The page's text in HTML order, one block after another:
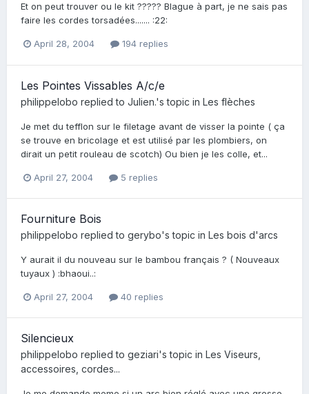
Et on peut trouver ou le kit ????? Blague à part, je ne sais pas
faire les cordes torsadées....... :22:
April 28, 2004 194 replies
Les Pointes Vissables A/c/e
philippelobo replied to Julien.'s topic in Les flèches
Je met du tefflon sur le filetage avant de visser la pointe ( ça
se trouve en bricolage et est utilisé par les plombiers, on
dirait un petit rouleau de scotch) Ou bien je les colle, et...
April 27, 2004 5 replies
Fourniture Bois
philippelobo replied to gerybo's topic in Les bois d'arcs
Y aurait il du nouveau sur le bambou français ? ( Nouveaux
tuyaux ) :bhaoui..:
April 27, 2004 40 replies
Silencieux
philippelobo replied to geziari's topic in Les Viseurs,
accessoires, cordes...